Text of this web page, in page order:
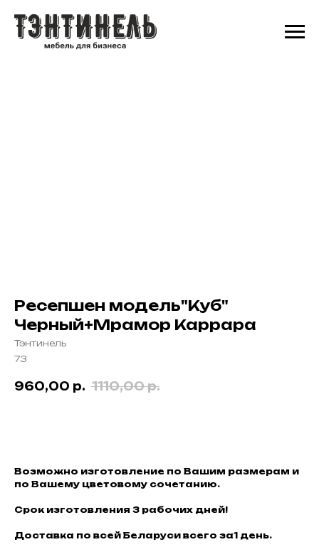
Ресепшен модель"Куб"
Черный+Мрамор Каррара
Тэнтинель
73
960,00 р. 1110,00 р.
Возможно изготовление по Вашим размерам и
по Вашему цветовому сочетанию.
Срок изготовления 3 рабочих дней!
Доставка по всей Беларуси всего за1 день.